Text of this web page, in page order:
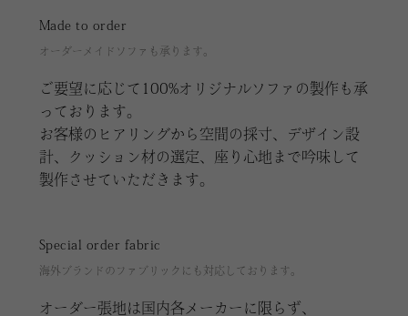
Made to order
オーダーメイドソファも承ります。
ご要望に応じて100%オリジナルソファの製作も承
っております。
お客様のヒアリングから空間の採寸、デザイン設
計、クッション材の選定、座り心地まで吟味して
製作させていただきます。
Special order fabric
海外ブランドのファブリックにも対応しております。
オーダー張地は国内各メーカーに限らず、